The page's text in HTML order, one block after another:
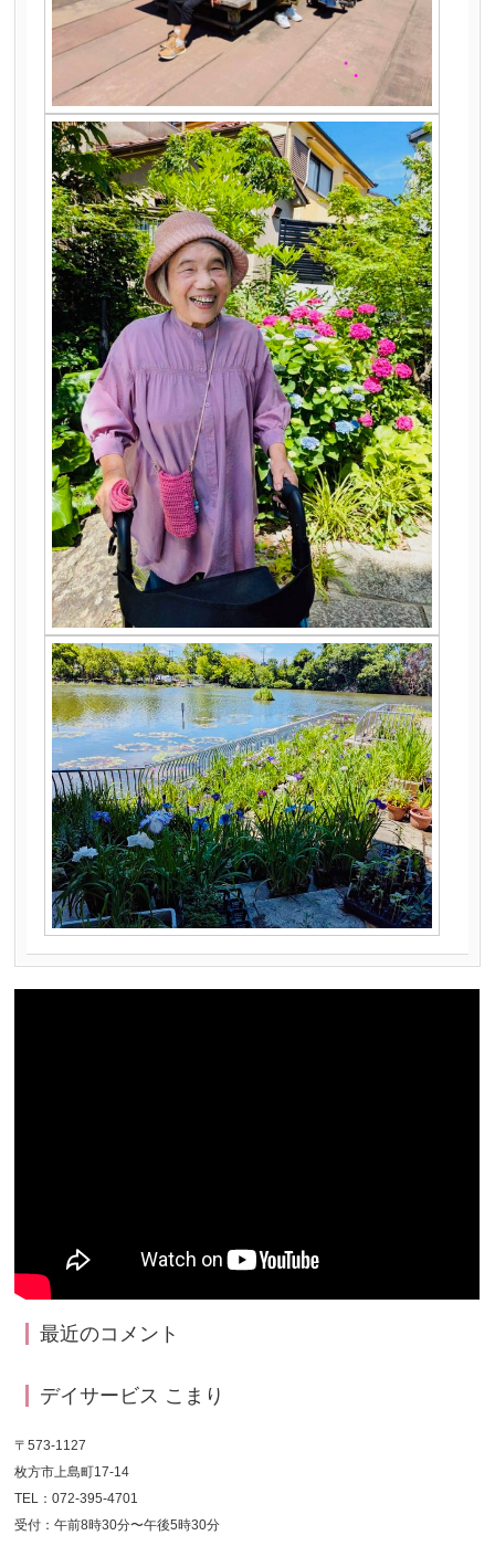
最近のコメント
デイサービス こまり
〒573-1127
枚方市上島町17-14
TEL：072-395-4701
受付：午前8時30分〜午後5時30分